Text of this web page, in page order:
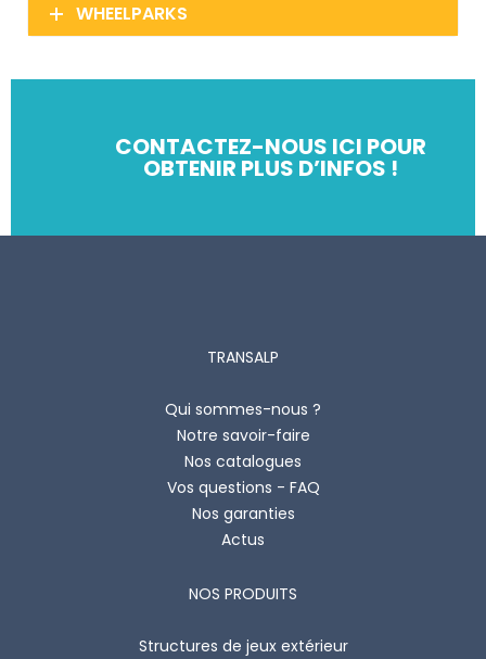
WHEELPARKS
CONTACTEZ-NOUS ICI POUR
OBTENIR PLUS D’INFOS !
TRANSALP
Qui sommes-nous ?
Notre savoir-faire
Nos catalogues
Vos questions - FAQ
Nos garanties
Actus
NOS PRODUITS
Structures de jeux extérieur